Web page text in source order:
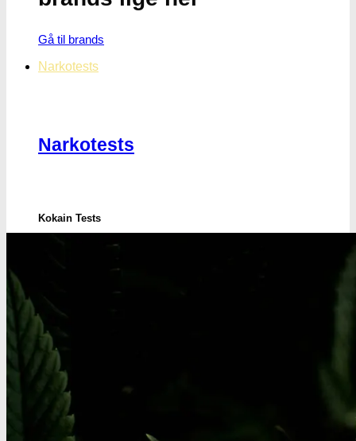
Gå til brands
Narkotests
Narkotests
Kokain Tests
Kokain renhedhedstest
Kokain blandingsmiddel test
MDMA
MDMA renhedstest
Ecstasy
Ecstasy renhedstest